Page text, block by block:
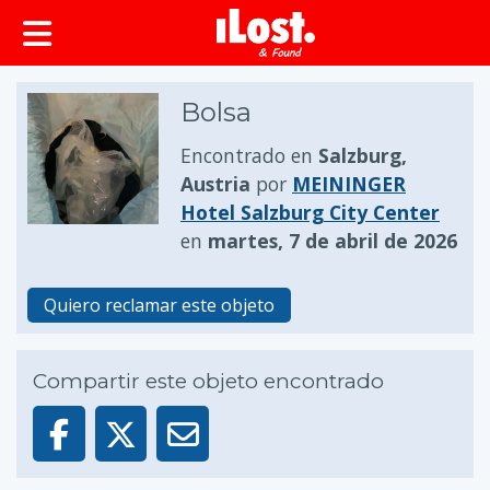
Bolsa
Encontrado en Salzburg,
Austria por MEININGER
Hotel Salzburg City Center
en martes, 7 de abril de 2026
Quiero reclamar este objeto
Compartir este objeto encontrado